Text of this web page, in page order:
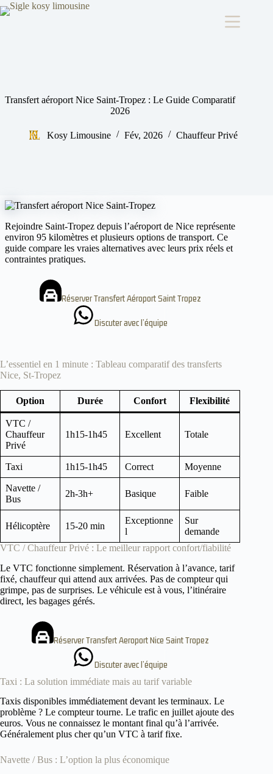
Passer
au
Transfert aéroport Nice Saint-Tropez : Le Guide Comparatif
2026
Kosy Limousine Fév, 2026 Chauffeur Privé
Rejoindre Saint-Tropez depuis l’aéroport de Nice représente
environ 95 kilomètres et plusieurs options de transport. Ce
guide compare les vraies alternatives avec leurs prix réels et
contraintes pratiques.
Réserver Transfert Aéroport Saint Tropez
Discuter avec l’équipe
L’essentiel en 1 minute : Tableau comparatif des transferts
Nice, St-Tropez
Option Durée Confort Flexibilité
VTC /
Chauffeur
Privé
1h15-1h45 Excellent Totale
Taxi 1h15-1h45 Correct Moyenne
Navette /
Bus
2h-3h+ Basique Faible
Hélicoptère 15-20 min
Exceptionne
l
Sur
demande
VTC / Chauffeur Privé : Le meilleur rapport confort/fiabilité
Le VTC fonctionne simplement. Réservation à l’avance, tarif
fixé, chauffeur qui attend aux arrivées. Pas de compteur qui
grimpe, pas de surprises. Le véhicule est à vous, l’itinéraire
direct, les bagages gérés.
Réserver Transfert Aeroport Nice Saint Tropez
Discuter avec l’équipe
Taxi : La solution immédiate mais au tarif variable
Taxis disponibles immédiatement devant les terminaux. Le
problème ? Le compteur tourne. Le trafic en juillet ajoute des
euros. Vous ne connaissez le montant final qu’à l’arrivée.
Généralement plus cher qu’un VTC à tarif fixe.
Navette / Bus : L’option la plus économique